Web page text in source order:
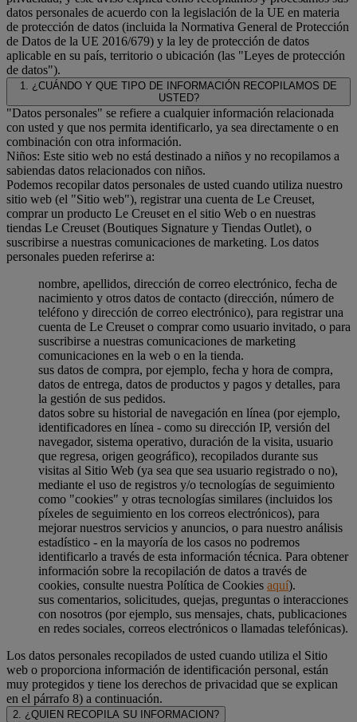
datos personales de acuerdo con la legislación de la UE en materia
de protección de datos (incluida la Normativa General de Protección
de Datos de la UE 2016/679) y la ley de protección de datos
aplicable en su país, territorio o ubicación (las "Leyes de protección
de datos").
1. ¿CUÁNDO Y QUE TIPO DE INFORMACIÓN RECOPILAMOS DE
USTED?
"Datos personales" se refiere a cualquier información relacionada
con usted y que nos permita identificarlo, ya sea directamente o en
combinación con otra información.
Niños: Este sitio web no está destinado a niños y no recopilamos a
sabiendas datos relacionados con niños.
Podemos recopilar datos personales de usted cuando utiliza nuestro
sitio web (el "Sitio web"), registrar una cuenta de Le Creuset,
comprar un producto Le Creuset en el sitio Web o en nuestras
tiendas Le Creuset (Boutiques Signature y Tiendas Outlet), o
suscribirse a nuestras comunicaciones de marketing. Los datos
personales pueden referirse a:
nombre, apellidos, dirección de correo electrónico, fecha de
nacimiento y otros datos de contacto (dirección, número de
teléfono y dirección de correo electrónico), para registrar una
cuenta de Le Creuset o comprar como usuario invitado, o para
suscribirse a nuestras comunicaciones de marketing
comunicaciones en la web o en la tienda.
sus datos de compra, por ejemplo, fecha y hora de compra,
datos de entrega, datos de productos y pagos y detalles, para
la gestión de sus pedidos.
datos sobre su historial de navegación en línea (por ejemplo,
identificadores en línea - como su dirección IP, versión del
navegador, sistema operativo, duración de la visita, usuario
que regresa, origen geográfico), recopilados durante sus
visitas al Sitio Web (ya sea que sea usuario registrado o no),
mediante el uso de registros y/o tecnologías de seguimiento
como "cookies" y otras tecnologías similares (incluidos los
píxeles de seguimiento en los correos electrónicos), para
mejorar nuestros servicios y anuncios, o para nuestro análisis
estadístico - en la mayoría de los casos no podremos
identificarlo a través de esta información técnica. Para obtener
información sobre la recopilación de datos a través de
cookies, consulte nuestra Política de Cookies aquí).
sus comentarios, solicitudes, quejas, preguntas o interacciones
con nosotros (por ejemplo, sus mensajes, chats, publicaciones
en redes sociales, correos electrónicos o llamadas telefónicas).
Los datos personales recopilados de usted cuando utiliza el Sitio
web o proporciona información de identificación personal, están
muy protegidos y tiene los derechos de privacidad que se explican
en el párrafo 8) a continuación.
2. ¿QUIEN RECOPILA SU INFORMACION?